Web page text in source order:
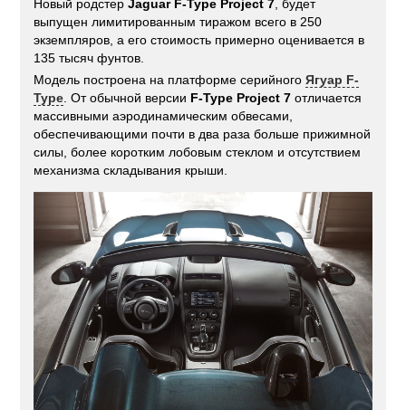
Новый родстерJaguar F-Type Project 7 , будет
выпущен лимитированным тиражом всего в 250
экземпляров, а его стоимость примерно оценивается в
135 тысяч фунтов.
Модель построена на платформе серийногоЯгуар F-
Type . От обычной версии F-Type Project 7 отличается
массивными аэродинамическим обвесами,
обеспечивающими почти в два раза больше прижимной
силы, более коротким лобовым стеклом и отсутствием
механизма складывания крыши.